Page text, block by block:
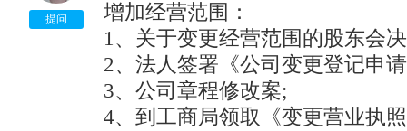
提问
增加经营范围：
1、关于变更经营范围的股东
2、法人签署《公司变更登记
3、公司章程修改案;
4、到工商局领取《变更营业